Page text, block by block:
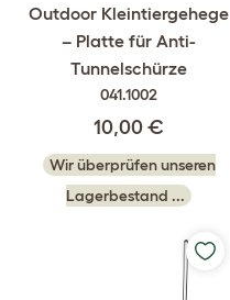
Outdoor Kleintiergehege
– Platte für Anti-
Tunnelschürze
041.1002
10,00 €
Wir überprüfen unseren
Lagerbestand ...